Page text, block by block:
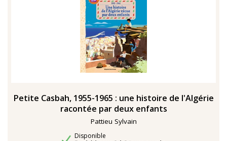
Petite Casbah, 1955-1965 : une histoire de l'Algérie
racontée par deux enfants
Pattieu Sylvain
Disponibilité
Disponible